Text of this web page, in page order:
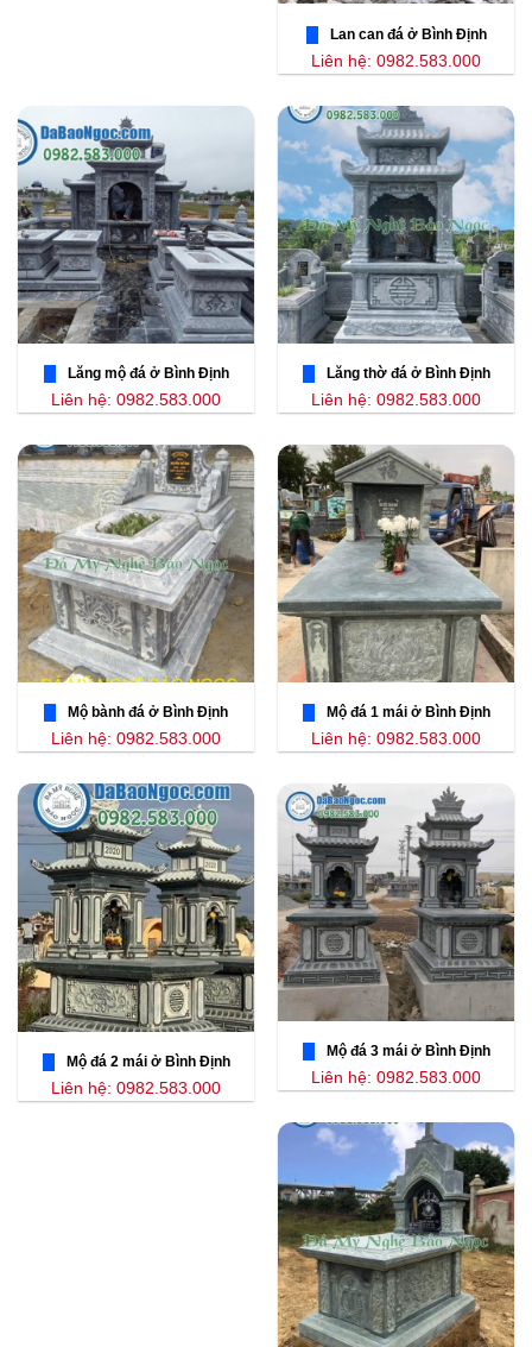
Lan can đá ở Bình Định
Liên hệ: 0982.583.000
Lăng mộ đá ở Bình Định
Liên hệ: 0982.583.000
Lăng thờ đá ở Bình Định
Liên hệ: 0982.583.000
Mộ bành đá ở Bình Định
Liên hệ: 0982.583.000
Mộ đá 1 mái ở Bình Định
Liên hệ: 0982.583.000
Mộ đá 2 mái ở Bình Định
Liên hệ: 0982.583.000
Mộ đá 3 mái ở Bình Định
Liên hệ: 0982.583.000